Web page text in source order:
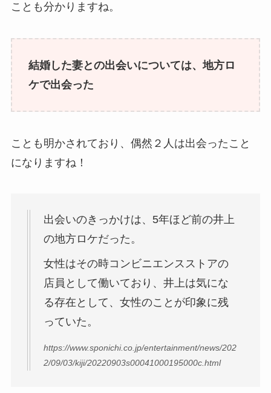
ことも分かりますね。
結婚した妻との出会いについては、地方ロ
ケで出会った
ことも明かされており、偶然２人は出会ったこと
になりますね！
出会いのきっかけは、5年ほど前の井上
の地方ロケだった。
女性はその時コンビニエンスストアの
店員として働いており、井上は気にな
る存在として、女性のことが印象に残
っていた。
https://www.sponichi.co.jp/entertainment/news/202
2/09/03/kiji/20220903s00041000195000c.html